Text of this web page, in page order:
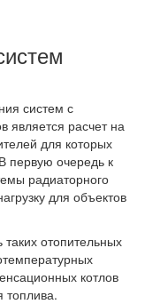
систем с
является расчет на
для которых
первую очередь к
радиаторного
для объектов
отопительных
котлов
топлива.